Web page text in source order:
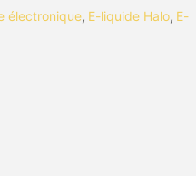
électronique, E-liquide Halo, E-